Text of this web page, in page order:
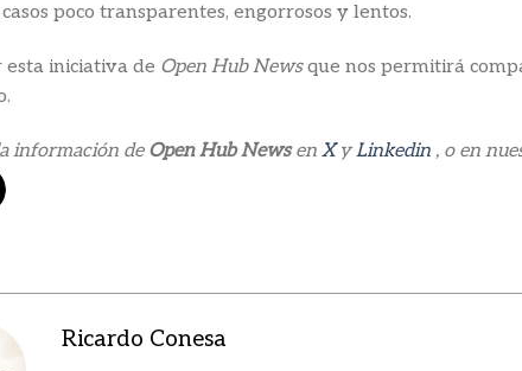
poco transparentes, engorrosos y lentos.
esta iniciativa de Open Hub Newsque nos permitirá
información de Open Hub Newsen XyLinkedin , o en
Ricardo Conesa